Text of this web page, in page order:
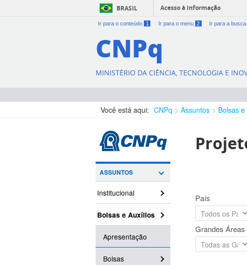
BRASIL Acesso à informação
Ir para o conteúdo 1 Ir para o menu 2 Ir para a busca
CNPq
MINISTÉRIO DA CIÊNCIA, TECNOLOGIA E
Você está aqui: CNPq Assuntos Bolsas
ASSUNTOS
Institucional
Bolsas e Auxílios
Apresentação
Bolsas
País
Grandes Áreas